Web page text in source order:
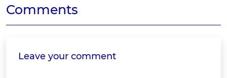
Comments
Leave your comment